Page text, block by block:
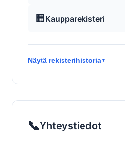
🏢 Kaupparekisteri
Näytä rekisterihistoria▼
📞Yhteystiedot